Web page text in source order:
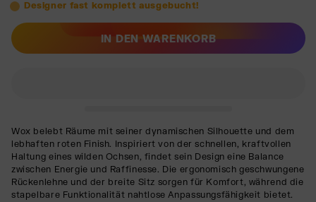
Designer fast komplett ausgebucht!
IN DEN WARENKORB
Wox belebt Räume mit seiner dynamischen Silhouette und dem
lebhaften roten Finish. Inspiriert von der schnellen, kraftvollen
Haltung eines wilden Ochsen, findet sein Design eine Balance
zwischen Energie und Raffinesse. Die ergonomisch geschwungene
Rückenlehne und der breite Sitz sorgen für Komfort, während die
stapelbare Funktionalität nahtlose Anpassungsfähigkeit bietet.